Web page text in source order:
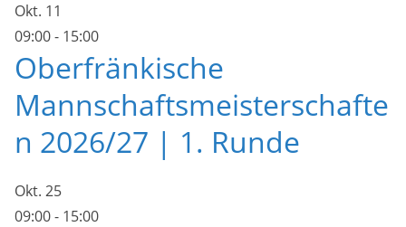
Okt. 11
09:00- 15:00
Oberfränkische
Mannschaftsmeisterschafte
n 2026/27 | 1. Runde
Okt. 25
09:00- 15:00